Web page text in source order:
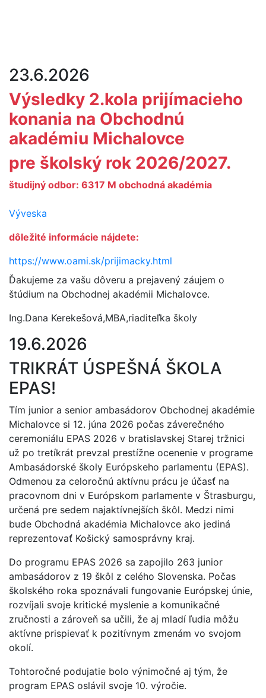
23.6.2026
Výsledky 2.kola prijímacieho
konania na Obchodnú
akadémiu Michalovce
pre školský rok 2026/2027.
študijný odbor: 6317 M obchodná akadémia
Výveska
dôležité informácie nájdete:
https://www.oami.sk/prijimacky.html
Ďakujeme za vašu dôveru a prejavený záujem o
štúdium na Obchodnej akadémii Michalovce.
Ing.Dana Kerekešová,MBA,riaditeľka školy
19.6.2026
TRIKRÁT ÚSPEŠNÁ ŠKOLA
EPAS!
Tím junior a senior ambasádorov Obchodnej akadémie
Michalovce si 12. júna 2026 počas záverečného
ceremoniálu EPAS 2026 v bratislavskej Starej tržnici
už po tretíkrát prevzal prestížne ocenenie v programe
Ambasádorské školy Európskeho parlamentu (EPAS).
Odmenou za celoročnú aktívnu prácu je účasť na
pracovnom dni v Európskom parlamente v Štrasburgu,
určená pre sedem najaktívnejších škôl. Medzi nimi
bude Obchodná akadémia Michalovce ako jediná
reprezentovať Košický samosprávny kraj.
Do programu EPAS 2026 sa zapojilo 263 junior
ambasádorov z 19 škôl z celého Slovenska. Počas
školského roka spoznávali fungovanie Európskej únie,
rozvíjali svoje kritické myslenie a komunikačné
zručnosti a zároveň sa učili, že aj mladí ľudia môžu
aktívne prispievať k pozitívnym zmenám vo svojom
okolí.
Tohtoročné podujatie bolo výnimočné aj tým, že
program EPAS oslávil svoje 10. výročie.